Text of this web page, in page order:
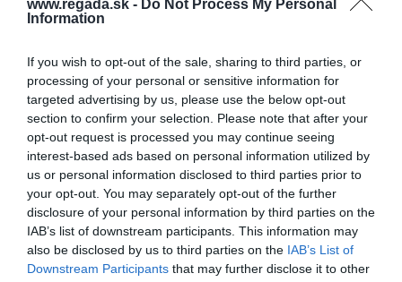
www.regada.sk - Do Not Process My Personal
Information
If you wish to opt-out of the sale, sharing to third parties, or
processing of your personal or sensitive information for
targeted advertising by us, please use the below opt-out
section to confirm your selection. Please note that after your
opt-out request is processed you may continue seeing
interest-based ads based on personal information utilized by
us or personal information disclosed to third parties prior to
your opt-out. You may separately opt-out of the further
disclosure of your personal information by third parties on the
IAB’s list of downstream participants. This information may
also be disclosed by us to third parties on the IAB’s List of
Downstream Participants that may further disclose it to other
Osobnostné predpoklady a zručnosti:
§21 Vyhlášky MPSVR SR č. 508/2009 Z. z.
Dobrá konštrukčná a priestorová predstavivosť, technické
myslenie
Flexibilita v myslení a schopnosť prispôsobiť sa rôznym
pracovným situáciám
Vysoký zmysel pre zodpovednosť a schopnosť
samostatného riešenia úloh
Tvorivý prístup, precíznosť a praktické zameranie pri riešení
Motivácia na sebe pracovať, ochota vzdelávať sa a